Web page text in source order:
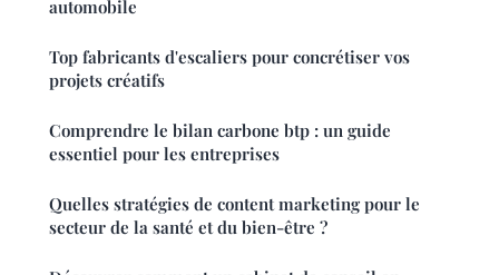
automobile
Top fabricants d'escaliers pour concrétiser vos
projets créatifs
Comprendre le bilan carbone btp : un guide
essentiel pour les entreprises
Quelles stratégies de content marketing pour le
secteur de la santé et du bien-être ?